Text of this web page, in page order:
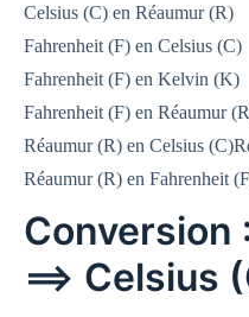
Celsius (C) en Réaumur (R)
Fahrenheit (F) en Celsius (C)
Fahrenheit (F) en Kelvin (K)
Fahrenheit (F) en Réaumur
Réaumur (R) en Celsius (C)
Réaumur (R) en Fahrenheit
Conversion
==> Celsius